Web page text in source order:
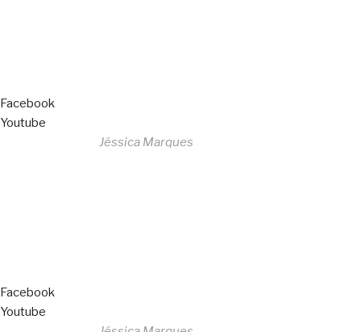
Facebook
Youtube
Jéssica Marques
Facebook
Youtube